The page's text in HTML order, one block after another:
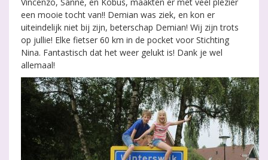
een mooie tocht van!! Demian was ziek, en kon er
uiteindelijk niet bij zijn, beterschap Demian! Wij zijn trots
op jullie! Elke fietser 60 km in de pocket voor Stichting
Nina. Fantastisch dat het weer gelukt is! Dank je wel
allemaal!